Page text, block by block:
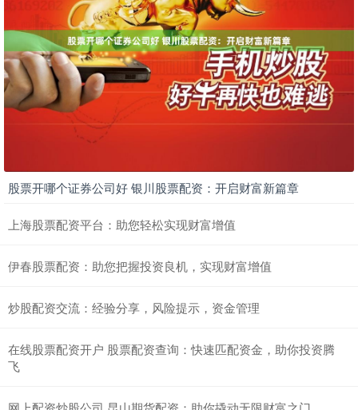
股票开哪个证券公司好 银川股票配资：开启财富新篇章
上海股票配资平台：助您轻松实现财富增值
伊春股票配资：助您把握投资良机，实现财富增值
炒股配资交流：经验分享，风险提示，资金管理
在线股票配资开户 股票配资查询：快速匹配资金，助你投资腾
飞